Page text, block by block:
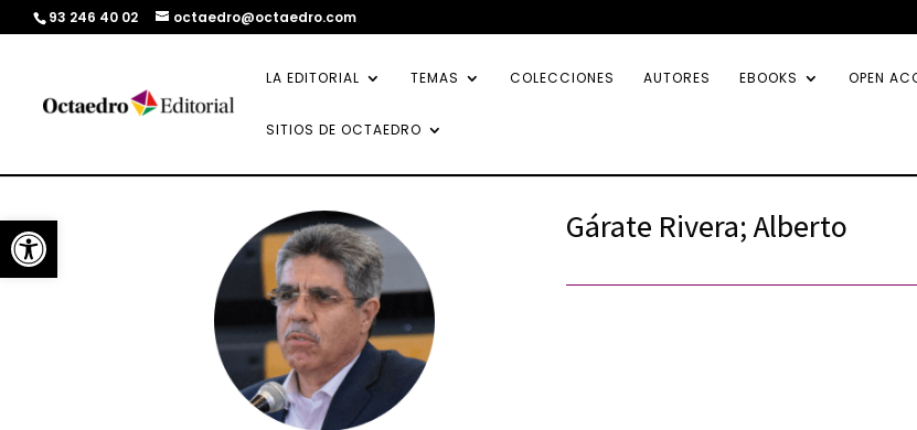
Abrir barra de herramientas
93 246 40 02 octaedro@octaedro.com
LA EDITORIAL TEMAS COLECCIONES AUTORES EBOOKS OPEN
SITIOS DE OCTAEDRO
Gárate Rivera; Alberto